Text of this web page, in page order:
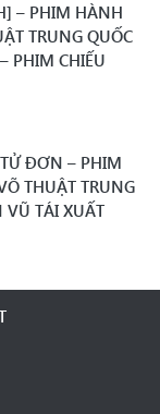
– PHIM HÀNH
TRUNG QUỐC
PHIM CHIẾU
ĐƠN – PHIM
THUẬT TRUNG
VŨ TÁI XUẤT